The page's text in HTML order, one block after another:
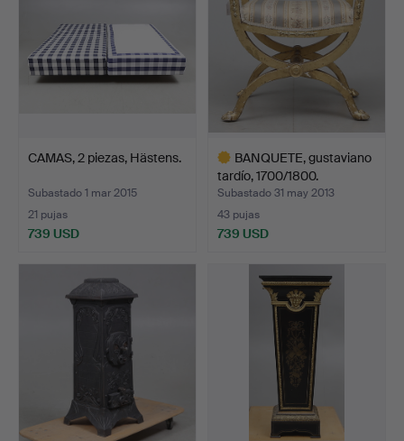
CAMAS, 2 piezas, Hästens.
Subastado 1 mar 2015
21 pujas
739 USD
BANQUETE, gustaviano
tardío, 1700/1800.
Subastado 31 may 2013
43 pujas
739 USD
seleccionado